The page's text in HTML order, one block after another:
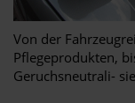
Von der
Pflegeprodukten,
Geruchsneutrali-